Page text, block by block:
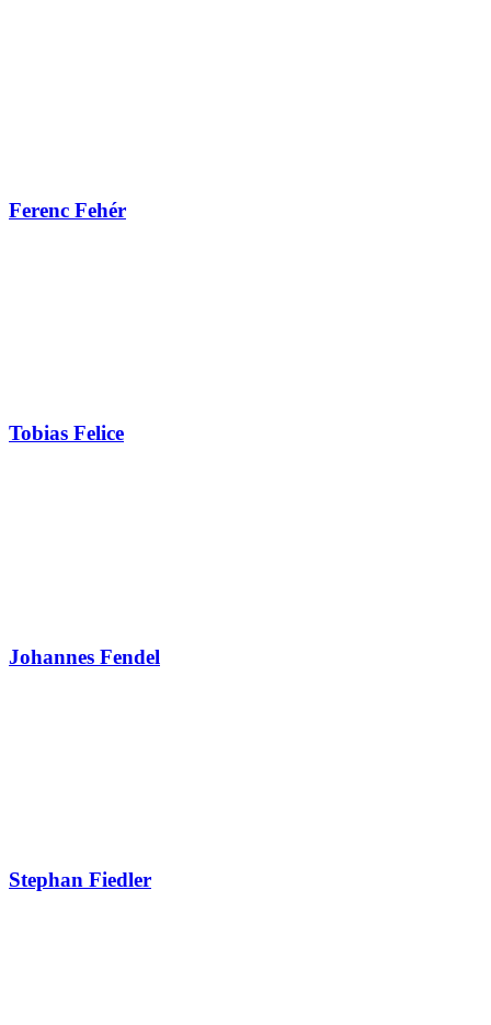
Ferenc Fehér
Tobias Felice
Johannes Fendel
Stephan Fiedler